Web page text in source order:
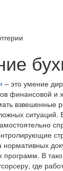
– это умение
финансовой и
взвешенные
нормативных
программ. В
где